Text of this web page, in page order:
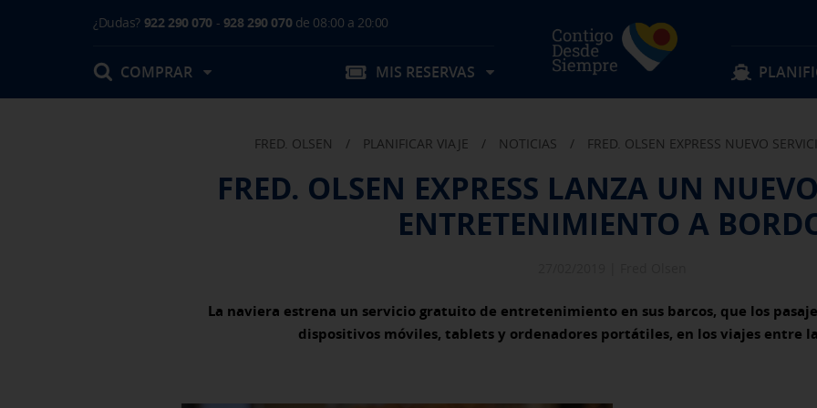
¿Dudas? 922 290 070 - 928 290 070de 08:00 a 20:00
COMPRAR
Sigue navegando
Rutas
Tarifas
MIS RESERVAS
T.Embarque / Resumen de Compra
Mi documentación
Localizar mi reserva Sigue navegando
Objetos perdidos
Sugerencias y quejas
FRED. OLSEN / PLANIFICAR VIAJE / NOTICIAS / FRED. OLSEN EXPRESS NUEVO
FRED. OLSEN EXPRESS LANZA UN
ENTRETENIMIENTO A
La naviera estrena un servicio gratuito de entretenimiento en sus barcos, que los
dispositivos móviles, tablets y ordenadores portátiles, en los viajes entre